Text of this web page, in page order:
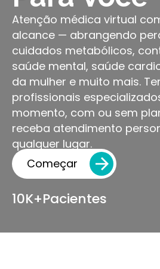
Bem-Estar
Médica
Atenção médica virtual
alcance — abrangendo
cuidados metabólicos,
saúde mental, saúde
da mulher e muito mais.
profissionais
momento, com ou sem
receba atendimento
qualquer lugar.
Começar
10K+Pacientes